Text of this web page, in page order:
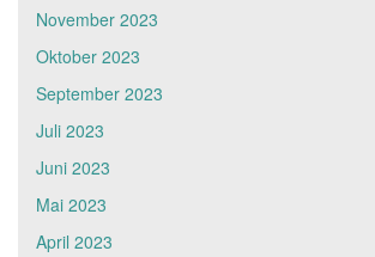
November 2023
Oktober 2023
September 2023
Juli 2023
Juni 2023
Mai 2023
April 2023